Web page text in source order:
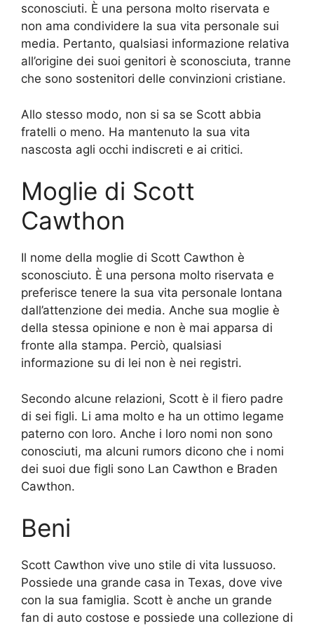
sconosciuti. È una persona molto riservata e
non ama condividere la sua vita personale sui
media. Pertanto, qualsiasi informazione relativa
all’origine dei suoi genitori è sconosciuta, tranne
che sono sostenitori delle convinzioni cristiane.
Allo stesso modo, non si sa se Scott abbia
fratelli o meno. Ha mantenuto la sua vita
nascosta agli occhi indiscreti e ai critici.
Moglie di Scott
Cawthon
Il nome della moglie di Scott Cawthon è
sconosciuto. È una persona molto riservata e
preferisce tenere la sua vita personale lontana
dall’attenzione dei media. Anche sua moglie è
della stessa opinione e non è mai apparsa di
fronte alla stampa. Perciò, qualsiasi
informazione su di lei non è nei registri.
Secondo alcune relazioni, Scott è il fiero padre
di sei figli. Li ama molto e ha un ottimo legame
paterno con loro. Anche i loro nomi non sono
conosciuti, ma alcuni rumors dicono che i nomi
dei suoi due figli sono Lan Cawthon e Braden
Cawthon.
Beni
Scott Cawthon vive uno stile di vita lussuoso.
Possiede una grande casa in Texas, dove vive
con la sua famiglia. Scott è anche un grande
fan di auto costose e possiede una collezione di